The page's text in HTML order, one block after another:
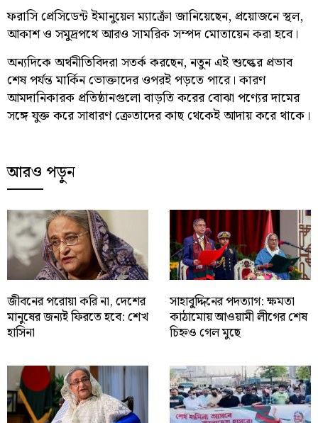
ফরাসি প্রেসিডেন্ট ইমানুয়েল ম্যাক্রোঁ জানিয়েছেন, প্রয়োজনে স্থল,
আকাশ ও সমুদ্রপথে আরও সামরিক সম্পদ মোতায়েন করা হবে।
অন্যদিকে অর্থনীতিবিদরা সতর্ক করছেন, নতুন এই শুল্কের প্রভাব
শেষ পর্যন্ত মার্কিন ভোক্তাদের ওপরই পড়তে পারে। কারণ
আমদানিকারক প্রতিষ্ঠানগুলো বাড়তি করের বোঝা পণ্যের দামের
সঙ্গে যুক্ত করে সাধারণ ক্রেতাদের কাছ থেকেই আদায় করে থাকে।
আরও পড়ুন
জীবনের পরোয়া করি না, দেশের
মানুষের জন্যই ফিরতে হবে: শেখ
হাসিনা
সাহাবু্দ্দিনের পদত্যাগ: ক্ষমতা
কাঠামোয় আওয়ামী লীগের শেষ
চিহ্নও গেল মুছে